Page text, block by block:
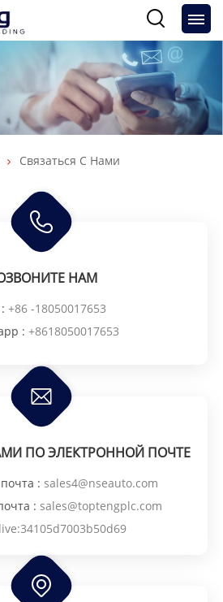
Связаться С Нами
НАМ
+86 -18050017653
: +8618050017653
ПО ЭЛЕКТРОННОЙ ПОЧТЕ
: sales4@nseauto.com
: sales@toptengplc.com
live:34105d7003b50d69